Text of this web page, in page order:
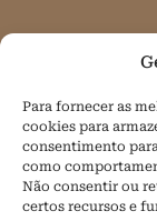
Para fornecer as
cookies para
consentimento
como
Não consentir ou
certos recursos e